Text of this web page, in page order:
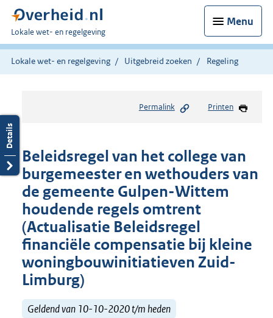
Menu
U
bent
hier:
Lokale wet- en regelgeving
Lokale wet- en regelgeving Uitgebreid zoeken Regeling
Permalink Printen
Beleidsregel van het college van
burgemeester en wethouders van
de gemeente Gulpen-Wittem
houdende regels omtrent
(Actualisatie Beleidsregel
financiële compensatie bij kleine
woningbouwinitiatieven Zuid-
Limburg)
Geldend van 10-10-2020 t/m heden